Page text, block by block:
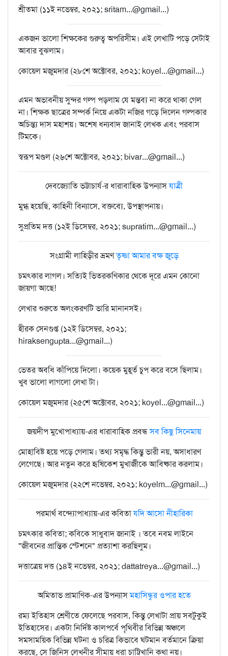
শ্রীতমা (১১ই নভেম্বর, ২০২১; sritam...@gmail...)
একজন ভালো শিক্ষকের গুরুত্ব অপরিসীম। এই লেখাটি পড়ে সেটাই
আবার বুঝলাম।
কোয়েল মজুমদার (২৮শে অক্টোবর, ২০২১; koyel...@gmail...)
এমন অভাবনীয় সুন্দর গল্প পড়লাম যে মন্তব্য না করে থাকা গেল
না। শিক্ষক ছাত্রের সম্পর্ক নিয়ে একটা নজির গড়ে দিলেন গল্পকার
অচিন্ত্য দাস মহাশয়। অশেষ ধন্যবাদ জানাই লেখক এবং পরবাস
টিমকে।
স্বরূপ মণ্ডল (২৬শে অক্টোবর, ২০২১; bivar...@gmail...)
দেবজ্যোতি ভট্টাচার্য-র ধারাবাহিক উপন্যাসযাত্রী
মুগ্ধ হয়েছি, কাহিনী বিন্যাসে, বক্তব্যে, উপস্থাপনায়।
সুপ্রতিম দত্ত (১২ই ডিসেম্বর, ২০২১; supratim...@gmail...)
সংগ্রামী লাহিড়ীর ভ্রমণতৃষ্ণা আমার বক্ষ জুড়ে
চমৎকার লাগল। সত্যিই ভিতরকণিকার থেকে দূরে এমন কোনো
জায়গা আছে!
লেখার শুরুতে অলংকরণটি ভারি মানানসই।
হীরক সেনগুপ্ত (১২ই ডিসেম্বর, ২০২১;
hiraksengupta...@gmail...)
ভেতর অবধি কাঁপিয়ে দিলো। কয়েক মুহূর্ত চুপ করে বসে ছিলাম।
খুব ভালো লাগলো লেখা টা।
কোয়েল মজুমদার (২৫শে অক্টোবর, ২০২১; koyel...@gmail...)
জয়দীপ মুখোপাধ্যায়-এর ধারাবাহিক প্রবন্ধসব কিছু সিনেমায়
মোহাবিষ্ট হয়ে পড়ে গেলাম। তথ্য সমৃদ্ধ কিন্তু ভারী নয়, অসাধারণ
লেগেছে। আর নতুন করে হৃষিকেশ মুখার্জীকে আবিষ্কার করলাম।
কোয়েল মজুমদার (২২শে নভেম্বর, ২০২১; koyelm...@gmail...)
পরমার্থ বন্দ্যোপাধ্যায়-এর কবিতাযদি আসো নীহারিকা
চমৎকার কবিতা; কবিকে সাধুবাদ জানাই । তবে নবম লাইনে
"জীবনের প্রান্তিক স্টেশনে" প্রত্যাশা করছিলুম।
দত্তাত্রেয় দত্ত (১৪ই নভেম্বর, ২০২১; dattatreya...@gmail...)
অমিতাভ প্রামাণিক-এর উপন্যাসমহাসিন্ধুর ওপার হতে
রম‍্য ইতিহাস শ্রেণীতে ফেলেছে পরবাস, কিন্তু লেখাটা প্রায় সবটুকুই
ইতিহাসের। একটা নির্দিষ্ট কালপর্বে পৃথিবীর বিভিন্ন অঞ্চলে
সমসাময়িক বিভিন্ন ঘটনা ও চরিত্র কিভাবে ঘটমান বর্তমানে ক্রিয়া
করছে, সে জিনিস লেখনীর সীমায় ধরা চাট্টিখানি কথা নয়।